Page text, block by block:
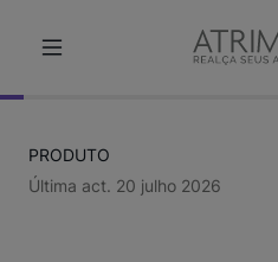
PRODUTO
Última act. 20 julho 2026